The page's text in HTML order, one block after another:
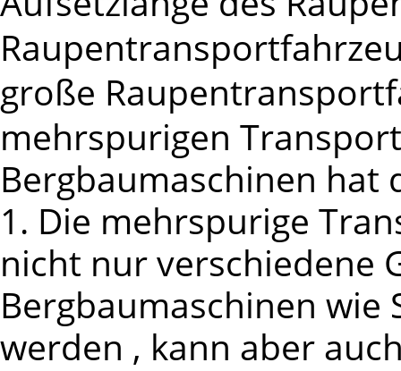
große
mehrspurigen
Bergbaumaschinen
1. Die mehrspurige
nicht nur verschiedene
Bergbaumaschinen
werden , kann aber